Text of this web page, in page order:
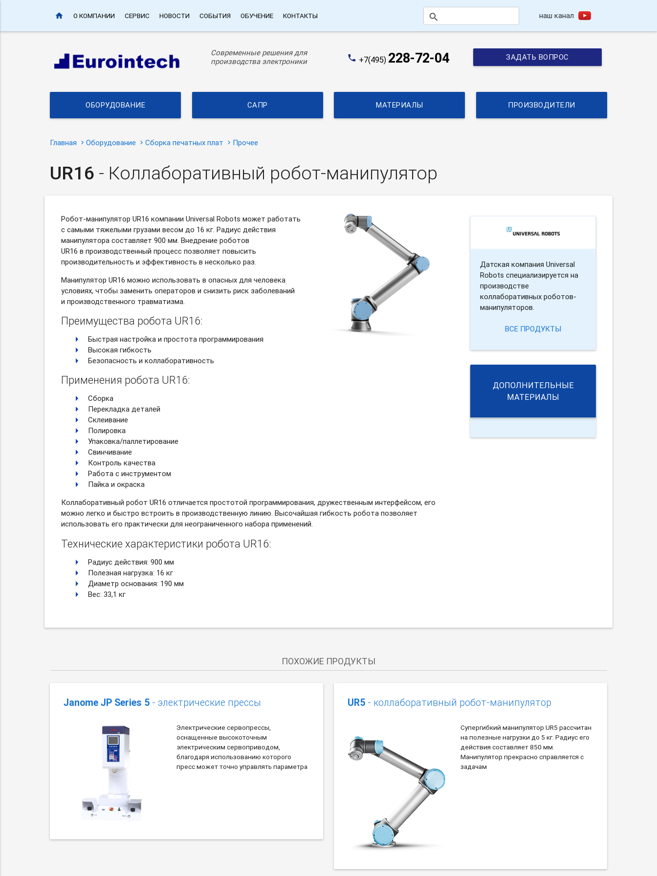
home О КОМПАНИИ СЕРВИС НОВОСТИ СОБЫТИЯ ОБУЧЕНИЕ КОНТАКТЫ search наш канал
Современные решения для
производства электроники
phone +7(495) 228-72-04 ЗАДАТЬ ВОПРОС
ОБОРУДОВАНИЕ САПР МАТЕРИАЛЫ ПРОИЗВОДИТЕЛИ
Главная Оборудование Сборка печатных плат Прочее
UR16 - Коллаборативный робот-манипулятор
Робот-манипулятор UR16 компании Universal Robots может работать
с самыми тяжелыми грузами весом до 16 кг. Радиус действия
манипулятора составляет 900 мм. Внедрение роботов
UR16 в производственный процесс позволяет повысить
производительность и эффективность в несколько раз.
Манипулятор UR16 можно использовать в опасных для человека
условиях, чтобы заменить операторов и снизить риск заболеваний
и производственного травматизма.
Преимущества робота UR16:
Быстрая настройка и простота программирования
Высокая гибкость
Безопасность и коллаборативность
Применения робота UR16:
Сборка
Перекладка деталей
Склеивание
Полировка
Упаковка/паллетирование
Свинчивание
Контроль качества
Работа с инструментом
Пайка и окраска
Коллаборативный робот UR16 отличается простотой программирования, дружественным интерфейсом, его
можно легко и быстро встроить в производственную линию. Высочайшая гибкость робота позволяет
использовать его практически для неограниченного набора применений.
Технические характеристики робота UR16:
Радиус действия: 900 мм
Полезная нагрузка: 16 кг
Диаметр основания: 190 мм
Вес: 33,1 кг
Датская компания Universal
Robots специализируется на
производстве
коллаборативных роботов-
манипуляторов.
ВСЕ ПРОДУКТЫ
ДОПОЛНИТЕЛЬНЫЕ
МАТЕРИАЛЫ
ПОХОЖИЕ ПРОДУКТЫ
Janome JP Series 5 - электрические прессы
Электрические сервопрессы,
оснащенные высокоточным
электрическим сервоприводом,
благодаря использованию которого
пресс может точно управлять параметра
UR5 - коллаборативный робот-манипулятор
Супергибкий манипулятор UR5 рассчитан
на полезные нагрузки до 5 кг. Радиус его
действия составляет 850 мм.
Манипулятор прекрасно справляется с
задачам